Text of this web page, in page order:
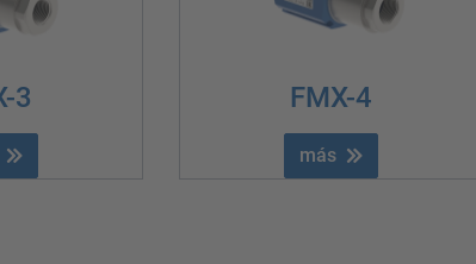
3 FMX-4
más